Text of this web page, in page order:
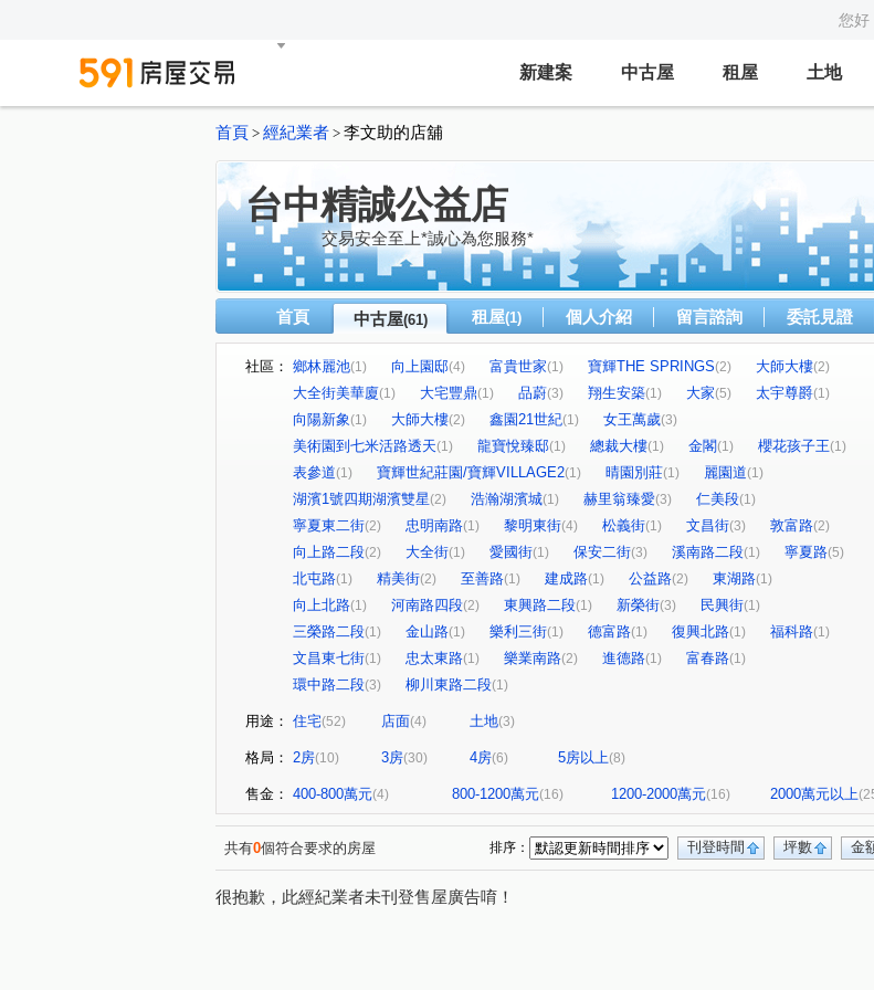
您好
新建案 中古屋 租屋 土地
首頁 > 經紀業者 > 李文助的店舖
台中精誠公益店
交易安全至上*誠心為您服務*
首頁 中古屋(61) 租屋(1) 個人介紹 留言諮詢 委託見證
社區： 鄉林麗池(1) 向上園邸(4) 富貴世家(1) 寶輝THE SPRINGS(2) 大師大樓(2)
大全街美華廈(1) 大宅豐鼎(1) 品蔚(3) 翔生安築(1) 大家(5) 太宇尊爵(1)
向陽新象(1) 大師大樓(2) 鑫園21世紀(1) 女王萬歲(3)
美術園到七米活路透天(1) 龍寶悅臻邸(1) 總裁大樓(1) 金閣(1) 櫻花孩子王(1)
表參道(1) 寶輝世紀莊園/寶輝VILLAGE2(1) 晴園別莊(1) 麗園道(1)
湖濱1號四期湖濱雙星(2) 浩瀚湖濱城(1) 赫里翁臻愛(3) 仁美段(1)
寧夏東二街(2) 忠明南路(1) 黎明東街(4) 松義街(1) 文昌街(3) 敦富路(2)
向上路二段(2) 大全街(1) 愛國街(1) 保安二街(3) 溪南路二段(1) 寧夏路(5)
北屯路(1) 精美街(2) 至善路(1) 建成路(1) 公益路(2) 東湖路(1)
向上北路(1) 河南路四段(2) 東興路二段(1) 新榮街(3) 民興街(1)
三榮路二段(1) 金山路(1) 樂利三街(1) 德富路(1) 復興北路(1) 福科路(1)
文昌東七街(1) 忠太東路(1) 樂業南路(2) 進德路(1) 富春路(1)
環中路二段(3) 柳川東路二段(1)
用途： 住宅(52) 店面(4) 土地(3)
格局： 2房(10) 3房(30) 4房(6) 5房以上(8)
售金： 400-800萬元(4) 800-1200萬元(16) 1200-2000萬元(16) 2000萬元以上
共有0個符合要求的房屋 金
坪數
刊登時間
排序：
很抱歉，此經紀業者未刊登售屋廣告唷！